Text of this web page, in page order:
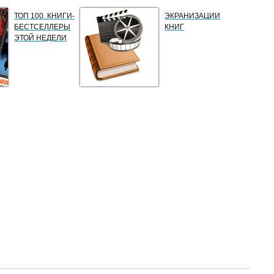
ТОП 100. КНИГИ-
БЕСТСЕЛЛЕРЫ
ЭТОЙ НЕДЕЛИ
ЭКРАНИЗАЦИИ
КНИГ